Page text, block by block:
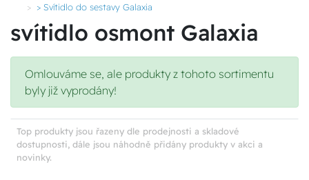
> Svítidlo do sestavy Galaxia
svítidlo osmont Galaxia
Omlouváme se, ale produkty z tohoto sortimentu
byly již vyprodány!
Top produkty jsou řazeny dle prodejnosti a skladové
dostupnosti, dále jsou náhodně přidány produkty v akci a
novinky.